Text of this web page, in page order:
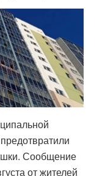
Сообщение
от жителей